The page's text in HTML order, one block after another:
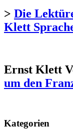
> Die
Klett
Ernst Klett
um den
Kategorien